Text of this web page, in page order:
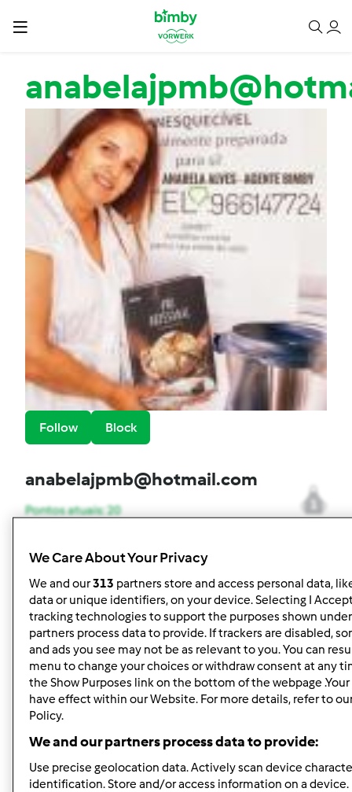
Passar para o conteúdo principal
Follow Block
anabelajpmb@hotmail.com
1
Pontos atuais: 20
Bolachas Húngaras
Receitas mais comentada
Bolachas Húngaras
Comentários
0
(2)
Mostrar tudo
We Care About Your Privacy
We and our313 partners store and access personal data,
data or unique identifiers, on your device. Selecting I
tracking technologies to support the purposes shown
partners process data to provide. If trackers are disabled,
and ads you see may not be as relevant to you. You can
menu to change your choices or withdraw consent at any
the Show Purposes link on the bottom of the webpage
have effect within our Website. For more details, refer to
Policy.
We and our partners process data to provide:
Use precise geolocation data. Actively scan device
identification. Store and/or access information on a device.